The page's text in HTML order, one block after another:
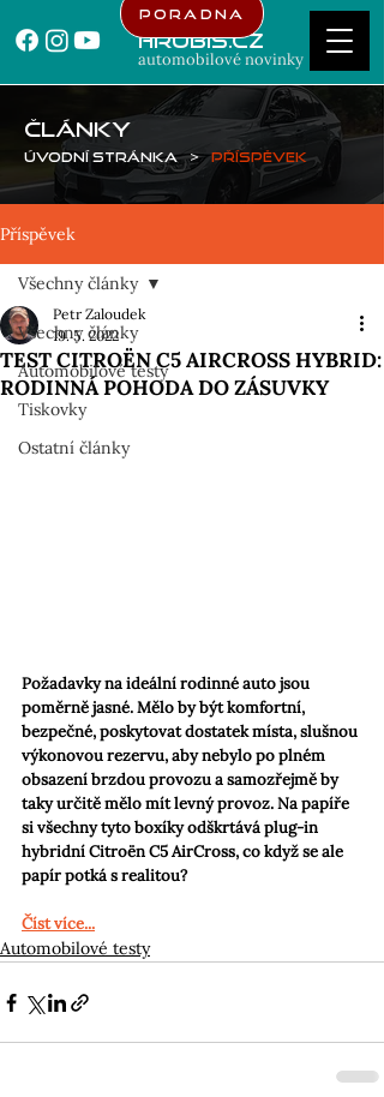
Hrubis.cz
automobilové novinky
Poradna
ČLÁNKY
Úvodní stránka > Příspěvek
Příspěvek
Všechny články
Automobilové testy
Tiskovky
Ostatní články
Všechny články
TEST CITROËN C5 AIRCROSS HYBRID:
RODINNÁ POHODA DO ZÁSUVKY
Petr Zaloudek
19. 5. 2022
Požadavky na ideální rodinné auto jsou
poměrně jasné. Mělo by být komfortní,
bezpečné, poskytovat dostatek místa, slušnou
výkonovou rezervu, aby nebylo po plném
obsazení brzdou provozu a samozřejmě by
taky určitě mělo mít levný provoz. Na papíře
si všechny tyto boxíky odškrtává plug-in
hybridní Citroën C5 AirCross, co když se ale
papír potká s realitou?
Číst více...
Automobilové testy